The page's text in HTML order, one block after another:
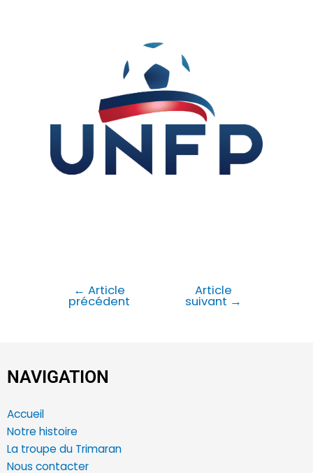
← Article
précédent
Article
suivant →
NAVIGATION
Accueil
Notre histoire
La troupe du Trimaran
Nous contacter